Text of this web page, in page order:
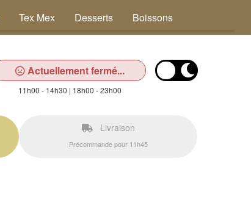
Tex Mex Desserts Boissons
Actuellement fermé...
11h00 - 14h30 | 18h00 - 23h00
Livraison
Précommande pour 11h45